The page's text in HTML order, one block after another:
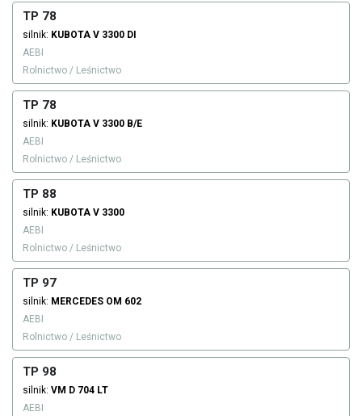
TP 78
silnik: KUBOTA V 3300 DI
AEBI
Rolnictwo / Leśnictwo
TP 78
silnik: KUBOTA V 3300 B/E
AEBI
Rolnictwo / Leśnictwo
TP 88
silnik: KUBOTA V 3300
AEBI
Rolnictwo / Leśnictwo
TP 97
silnik: MERCEDES OM 602
AEBI
Rolnictwo / Leśnictwo
TP 98
silnik: VM D 704 LT
AEBI